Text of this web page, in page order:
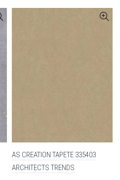
AS CREATION TAPETE 335403
ARCHITECTS TRENDS